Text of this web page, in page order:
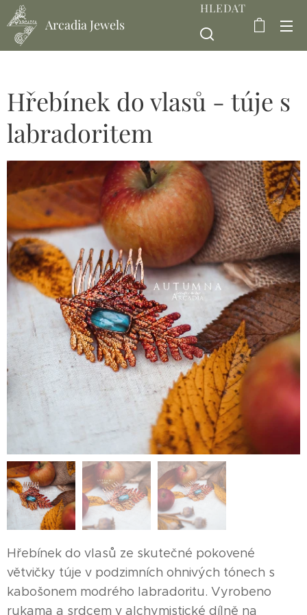
Arcadia Jewels
HLEDAT
Hřebínek do vlasů - túje s
labradoritem
Hřebínek do vlasů ze skutečné pokovené
větvičky túje v podzimních ohnivých tónech s
kabošonem modrého labradoritu. Vyrobeno
rukama a srdcem v alchymistické dílně na